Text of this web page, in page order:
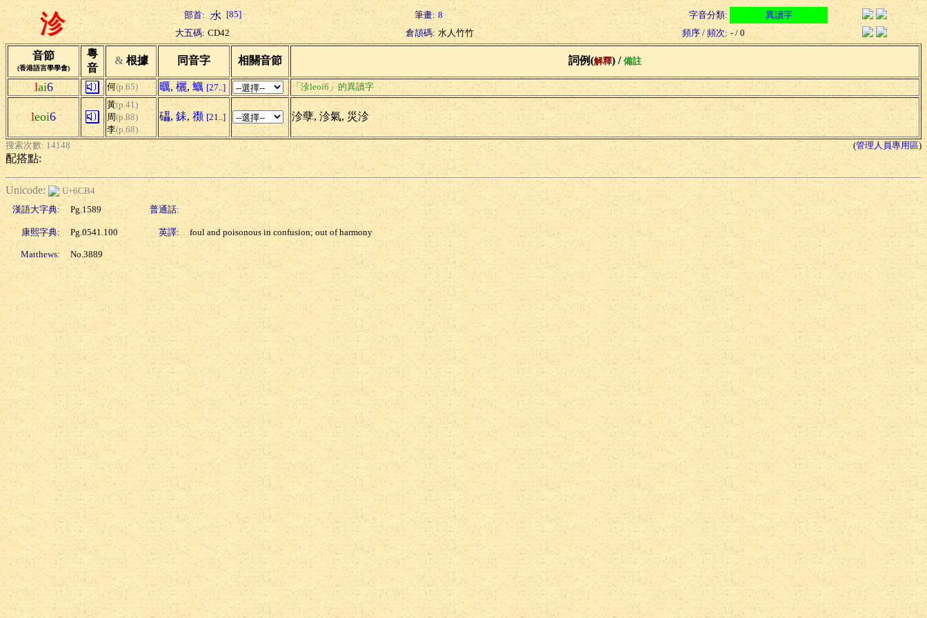
沴 部首: [85] 筆畫: 8 字音分類:
異讀字
大五碼: CD42 倉頡碼: 水人竹竹 頻序 / 頻次: - / 0
音節
(香港語言學學會)
粵
音
& 根據 同音字 相關音節 詞例(解釋) / 備註
lai6 何(p.65) 曞, 欐, 鱱 [27..] 「沴leoi6」的異讀字
leoi6
黃(p.41)
周(p.88)
李(p.68)
礧, 銇, 禷 [21..] 沴孽, 沴氣, 災沴
搜索次數: 14148 (管理人員專用區)
配搭點:
Unicode:
U+6CB4
漢語大字典:
Pg.1589 普通話:
康熙字典: Pg.0541.100 英譯: foul and poisonous in confusion; out of harmony
Matthews: No.3889